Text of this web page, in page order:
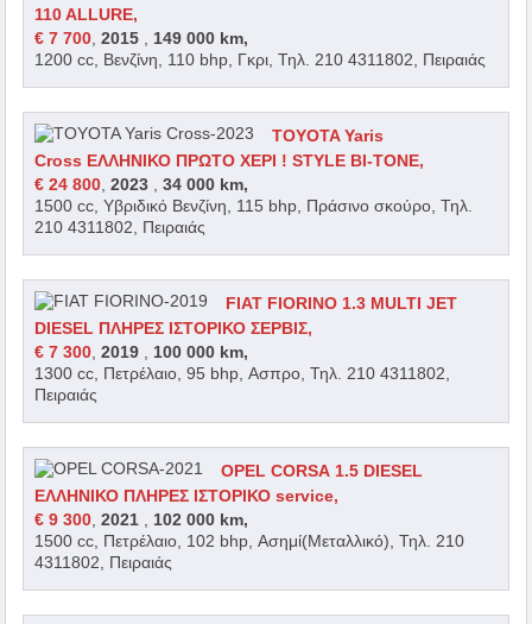
110 ALLURE,
€ 7 700 ,2015
149 000 km,
1200 cc, Βενζίνη, 110 bhp, Γκρι, Τηλ. 210 4311802, Πειραιάς
TOYOTA Yaris
Cross ΕΛΛΗΝΙΚΟ ΠΡΩΤΟ ΧΕΡΙ ! STYLE BI-TONE,
€ 24 800 ,2023 ,34 000 km,
1500 cc, Υβριδικό Βενζίνη, 115 bhp, Πράσινο σκούρο, Τηλ.
210 4311802, Πειραιάς
FIAT FIORINO 1.3 MULTI JET
DIESEL ΠΛΗΡΕΣ ΙΣΤΟΡΙΚΟ ΣΕΡΒΙΣ,
€ 7 300 ,2019
100 000 km,
1300 cc, Πετρέλαιο, 95 bhp, Ασπρο, Τηλ. 210 4311802,
Πειραιάς
OPEL CORSA 1.5 DIESEL
ΕΛΛΗΝΙΚΟ ΠΛΗΡΕΣ ΙΣΤΟΡΙΚΟ service,
€ 9 300 ,2021
102 000 km,
1500 cc, Πετρέλαιο, 102 bhp, Ασημί(Μεταλλικό), Τηλ. 210
4311802, Πειραιάς